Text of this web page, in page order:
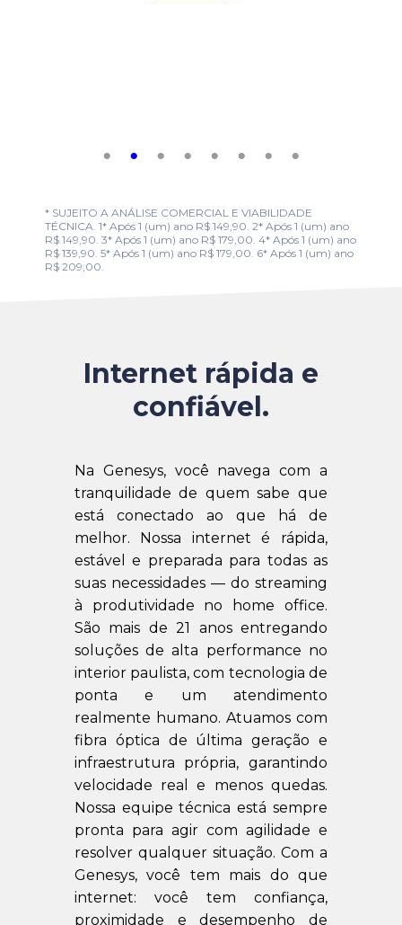
* SUJEITO A ANÁLISE COMERCIAL E VIABILIDADE
TÉCNICA. 1* Após 1 (um) ano R$ 149,90. 2* Após 1 (um) ano
R$ 149,90. 3* Após 1 (um) ano R$ 179,00. 4* Após 1 (um) ano
R$ 139,90. 5* Após 1 (um) ano R$ 179,00. 6* Após 1 (um) ano
R$ 209,00.
Internet rápida e
confiável.
Na Genesys, você navega com a
tranquilidade de quem sabe que
está conectado ao que há de
melhor. Nossa internet é rápida,
estável e preparada para todas as
suas necessidades — do streaming
à produtividade no home office.
São mais de 21 anos entregando
soluções de alta performance no
interior paulista, com tecnologia de
ponta e um atendimento
realmente humano. Atuamos com
fibra óptica de última geração e
infraestrutura própria, garantindo
velocidade real e menos quedas.
Nossa equipe técnica está sempre
pronta para agir com agilidade e
resolver qualquer situação. Com a
Genesys, você tem mais do que
internet: você tem confiança,
proximidade e desempenho de